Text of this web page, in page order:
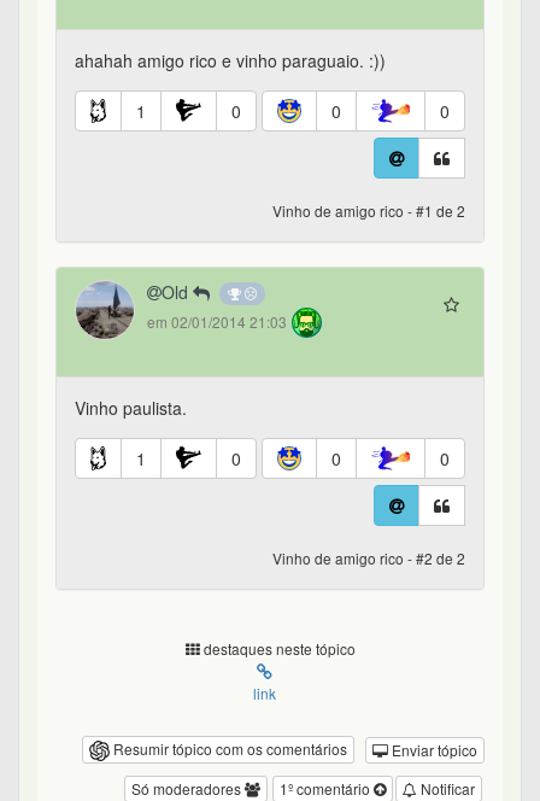
ahahah amigo rico e vinho paraguaio. :))
1 0 0 0
Vinho de amigo rico - #1 de 2
Old
em 02/01/2014 21:03
Vinho paulista.
1 0 0 0
Vinho de amigo rico - #2 de 2
destaques neste tópico
link
Resumir tópico com os comentários
Enviar tópico
Notificar
1º comentário
Só moderadores